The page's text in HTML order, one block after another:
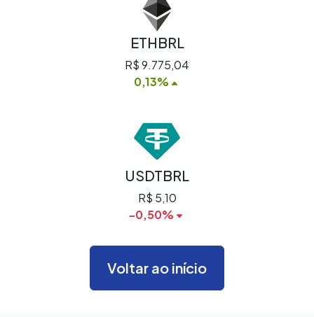
ETHBRL
R$ 9.775,04
0,13%
USDTBRL
R$ 5,10
-0,50%
Voltar ao início